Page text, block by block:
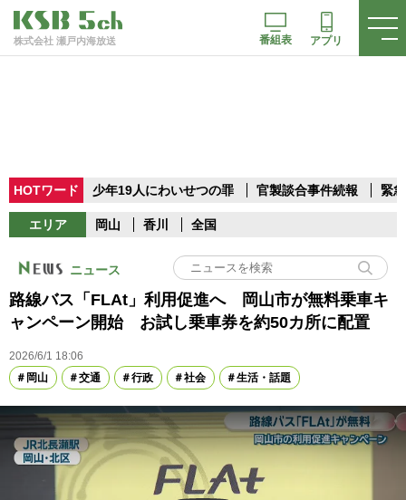
株式会社 瀬戸内海放送 番組表 アプリ
HOTワード 少年19人にわいせつの罪 官製談合事件続報 緊
エリア 岡山 香川 全国
ニュース
路線バス「FLAt」利用促進へ 岡山市が無料乗車キ
ャンペーン開始 お試し乗車券を約50カ所に配置
2026/6/1 18:06
岡山
交通 行政 社会 生活・話題